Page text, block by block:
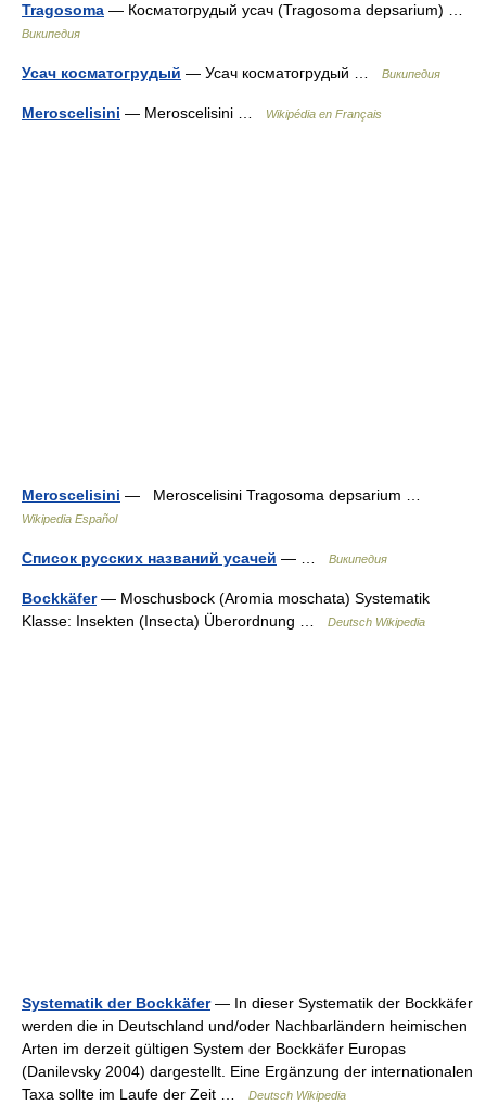
Tragosoma — Косматогрудый усач (Tragosoma depsarium) …
Википедия
Усач косматогрудый — Усач косматогрудый … Википедия
Meroscelisini — Meroscelisini … Wikipédia en Français
Meroscelisini — Meroscelisini Tragosoma depsarium …
Wikipedia Español
Список русских названий усачей — … Википедия
Bockkäfer— Moschusbock (Aromia moschata) Systematik
Klasse: Insekten (Insecta) Überordnung …
Deutsch Wikipedia
Systematik der Bockkäfer— In dieser Systematik der Bockkäfer
werden die in Deutschland und/oder Nachbarländern heimischen
Arten im derzeit gültigen System der Bockkäfer Europas
(Danilevsky 2004) dargestellt. Eine Ergänzung der internationalen
Taxa sollte im Laufe der Zeit …
Deutsch Wikipedia